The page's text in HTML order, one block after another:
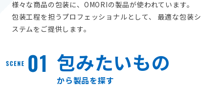
様々な商品の包装に、OMORIの製品が使われています。
包装工程を担うプロフェッショナルとして、 最適な包装シ
ステムをご提供します。
包みたいもの
から製品を探す